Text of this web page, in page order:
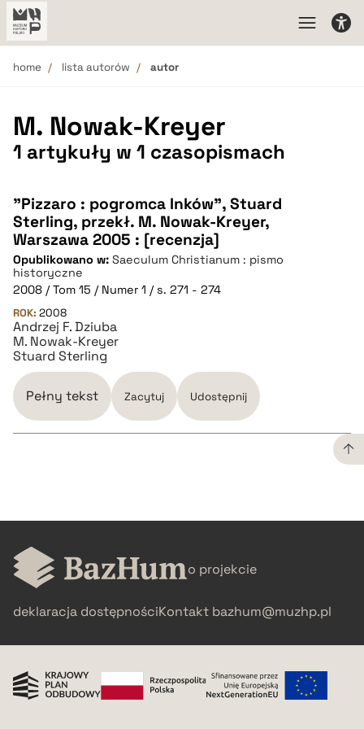
home lista autorów autor
M. Nowak-Kreyer
1 artykuły w 1 czasopismach
"Pizzaro : pogromca Inków", Stuard
Sterling, przekł. M. Nowak-Kreyer,
Warszawa 2005 : [recenzja]
Opublikowano w: Saeculum Christianum : pismo
historyczne
2008 / Tom 15 / Numer 1 / s. 271 - 274
ROK: 2008
Andrzej F. Dziuba
M. Nowak-Kreyer
Stuard Sterling
Pełny tekst Zacytuj Udostępnij
BIBTEX
o projekcie
deklaracja dostępnościKontakt bazhum@muzhp.pl